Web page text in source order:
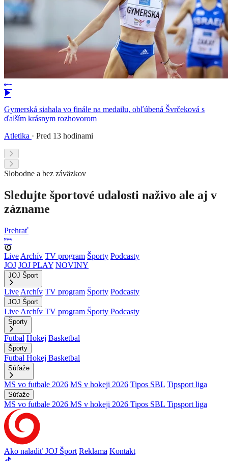
Gymerská siahala vo finále na medailu, obľúbená Švrčeková s
ďalším krásnym rozhovorom
Atletika · Pred 13 hodinami
Slobodne a bez záväzkov
Sledujte športové udalosti naživo ale aj v
zázname
Prehrať
Live Archív TV program Športy Podcasty
JOJ JOJ PLAY NOVINY
JOJ Šport
Live Archív TV program Športy Podcasty
JOJ Šport
Live Archív TV program Športy Podcasty
Športy
Futbal Hokej Basketbal
Športy
Futbal Hokej Basketbal
Súťaže
MS vo futbale 2026 MS v hokeji 2026 Tipos SBL Tipsport liga
Súťaže
MS vo futbale 2026 MS v hokeji 2026 Tipos SBL Tipsport liga
Ako naladiť JOJ Šport Reklama Kontakt